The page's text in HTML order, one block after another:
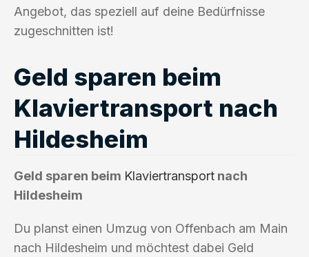
Angebot, das speziell auf deine Bedürfnisse
zugeschnitten ist!
Geld sparen beim
Klaviertransport nach
Hildesheim
Geld sparen beim Klaviertransport nach
Hildesheim
Du planst einen Umzug von Offenbach am Main
nach Hildesheim und möchtest dabei Geld